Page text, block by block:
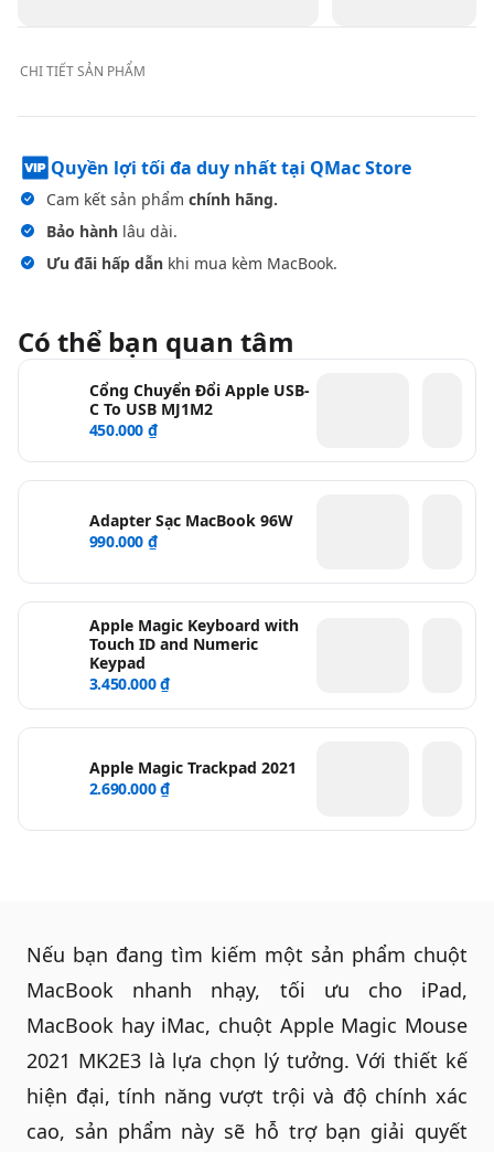
CHI TIẾTSẢN PHẨM
Quyền lợi tối đa duy nhất tại QMac Store
Cam kết sản phẩm chính hãng.
Bảo hành lâu dài.
Ưu đãi hấp dẫn khi mua kèm MacBook.
Có thể bạn quan tâm
Cổng Chuyển Đổi Apple USB-
C To USB MJ1M2
450.000 ₫
Adapter Sạc MacBook 96W
990.000 ₫
Apple Magic Keyboard with
Touch ID and Numeric
Keypad
3.450.000 ₫
Apple Magic Trackpad 2021
2.690.000 ₫
Nếu bạn đang tìm kiếm một sản phẩm chuột
MacBook nhanh nhạy, tối ưu cho iPad,
MacBook hay iMac, chuột Apple Magic Mouse
2021 MK2E3 là lựa chọn lý tưởng. Với thiết kế
hiện đại, tính năng vượt trội và độ chính xác
cao, sản phẩm này sẽ hỗ trợ bạn giải quyết